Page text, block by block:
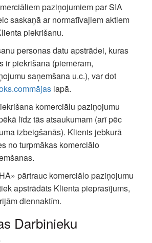
paziņojumiem par SIA
saskaņā ar normatīvajiem aktiem
piekrišanu.
personas datu apstrādei, kuras
ir piekrišana (piemēram,
saņemšana u.c.), var dot
lapā.
komerciālu paziņojumu
līdz tās atsaukumam (arī pēc
izbeigšanās). Klients jebkurā
no turpmākas komerciālo
pārtrauc komerciālo paziņojumu
apstrādāts Klienta pieprasījums,
diennaktīm.
Darbinieku